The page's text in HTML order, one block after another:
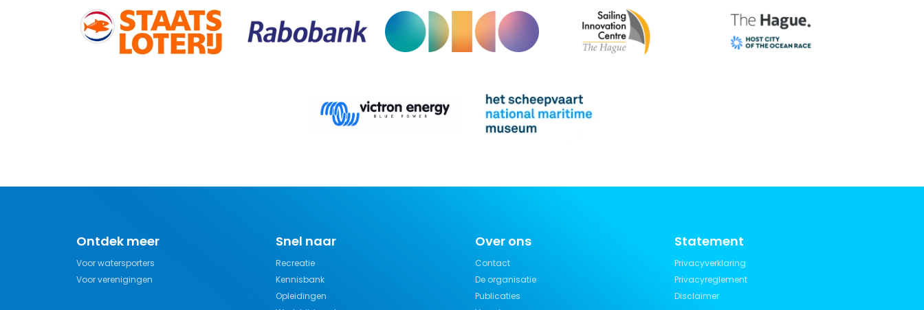
Ontdek meer
Voor watersporters
Voor verenigingen
Snel naar
Recreatie
Kennisbank
Opleidingen
Over ons
Contact
De organisatie
Publicaties
Statement
Privacyverklaring
Privacyreglement
Disclaimer